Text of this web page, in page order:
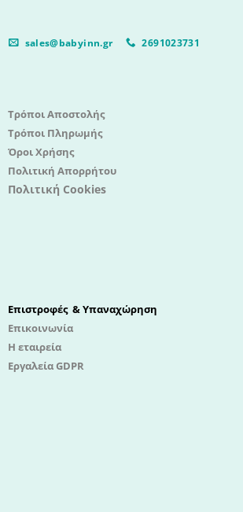
sales@babyinn.gr 2691023731
Τρόποι Αποστολής
Τρόποι Πληρωμής
Όροι Χρήσης
Πολιτική Απορρήτου
Πολιτική Cookies
Επιστροφές & Υπαναχώρηση
Επικοινωνία
Η εταιρεία
Εργαλεία GDPR